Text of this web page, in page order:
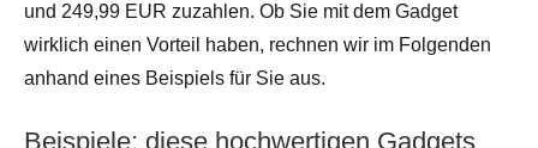
und 249,99 EUR zuzahlen. Ob Sie mit dem Gadget
wirklich einen Vorteil haben, rechnen wir im Folgenden
anhand eines Beispiels für Sie aus.
Beispiele: diese hochwertigen Gadgets